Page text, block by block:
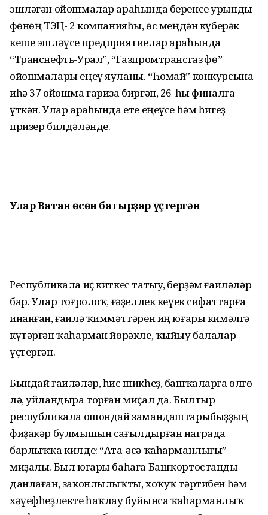
эшләгән ойошмалар араһында беренсе урынды
Өфөнөң ТЭЦ- 2 компанияһы, өс меңдән күберәк
кеше эшләүсе предприятиелар араһында
“Транснефть-Урал”, “Газпромтрансгаз Өфө”
ойошмалары еңеү яуланы. “Һомай” конкурсына
иһә 37 ойошма ғариза биргән, 26-һы финалға
үткән. Улар араһында ете еңеүсе һәм һигеҙ
призер билдәләнде.
Улар Ватан өсөн батырҙар үҫтергән
Республикала иҫ киткес татыу, берҙәм ғаиләләр
бар. Улар тоғролоҡ, ғәҙеллек кеүек сифаттарға
инанған, ғаилә ҡиммәттәрен иң юғары кимәлгә
күтәргән ҡаһарман йөрәкле, ҡыйыу балалар
үҫтергән.
Бындай ғаиләләр, һис шикһеҙ, башҡаларға өлгө
лә, уйландыра торған миҫал да. Былтыр
республикала ошондай замандаштарыбыҙҙың
фиҙакәр булмышын сағылдырған награда
барлыҡҡа килде: “Ата-әсә ҡаһар­манлығы”
миҙалы. Был юғары баһаға Башҡортостанды
данлаған, законлы­лыҡты, хоҡуҡ тәртибен һәм
хәүеф­һеҙлекте һаҡлау буйынса ҡаһарманлыҡ